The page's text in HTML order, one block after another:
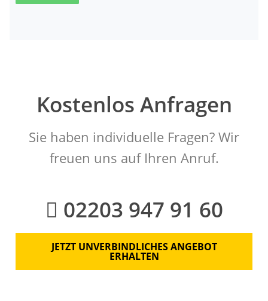
Kostenlos Anfragen
Sie haben individuelle Fragen? Wir
freuen uns auf Ihren Anruf.
02203 947 91 60
JETZT UNVERBINDLICHES ANGEBOT
ERHALTEN